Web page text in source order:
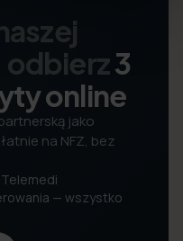
3
online
jako
na NFZ, bez
— wszystko